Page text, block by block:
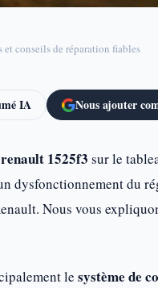
conseils de réparation fiables
IA Nous ajouter
1525f3 sur le
dysfonctionnement du
Nous vous
le système de